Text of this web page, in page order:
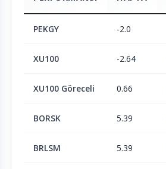
PEKGY -2.0
XU100 -2.64
XU100 Göreceli 0.66
BORSK 5.39
BRLSM 5.39